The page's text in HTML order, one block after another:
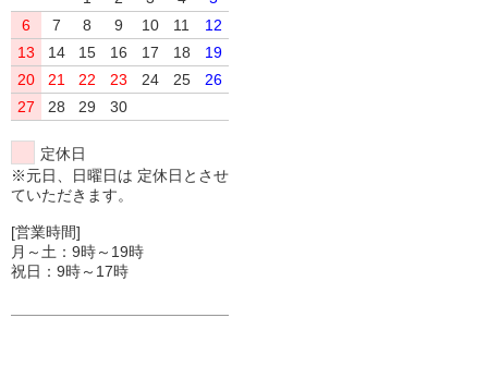
6
7 8 9 10 11
12
13
14 15 16 17 18
19
20
21 22 23 24 25
26
27
28 29 30
定休日
※元日、日曜日は 定休日とさせ
ていただきます。
[営業時間]
月～土：9時～19時
祝日：9時～17時